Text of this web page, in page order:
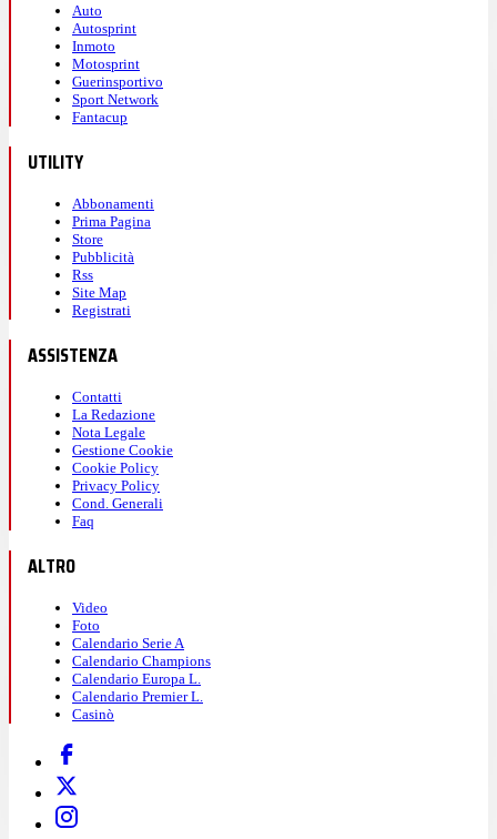
Auto
Autosprint
Inmoto
Motosprint
Guerinsportivo
Sport Network
Fantacup
UTILITY
Abbonamenti
Prima Pagina
Store
Pubblicità
Rss
Site Map
Registrati
ASSISTENZA
Contatti
La Redazione
Nota Legale
Gestione Cookie
Cookie Policy
Privacy Policy
Cond. Generali
Faq
ALTRO
Video
Foto
Calendario Serie A
Calendario Champions
Calendario Europa L.
Calendario Premier L.
Casinò